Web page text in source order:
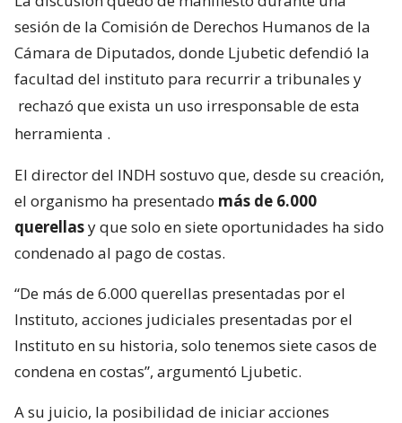
sesión de la Comisión de Derechos Humanos de la
Cámara de Diputados, donde Ljubetic defendió la
facultad del instituto para recurrir a tribunales y
rechazó que exista un uso irresponsable de esta
herramienta .
El director del INDH sostuvo que, desde su creación,
el organismo ha presentado más de 6.000
querellasy que solo en siete oportunidades ha sido
condenado al pago de costas.
“De más de 6.000 querellas presentadas por el
Instituto, acciones judiciales presentadas por el
Instituto en su historia, solo tenemos siete casos de
condena en costas”, argumentó Ljubetic.
A su juicio, la posibilidad de iniciar acciones